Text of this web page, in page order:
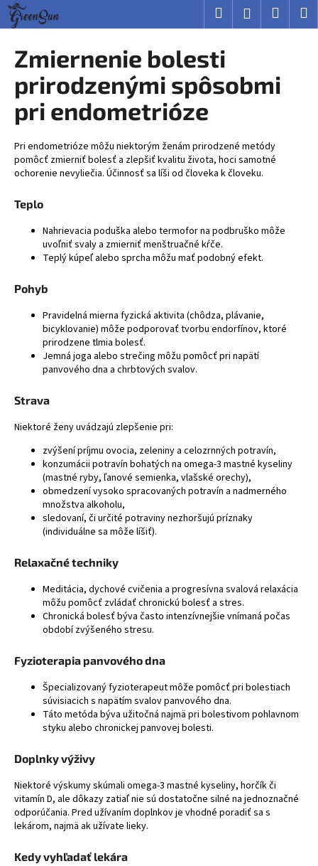
Prejsť
obsah
Hľadať Prihlásenie
Zmiernenie bolesti
prirodzenými spôsobmi
pri endometrióze
Pri endometrióze môžu niektorým ženám prirodzené metódy
pomôcť zmierniť bolesť a zlepšiť kvalitu života, hoci samotné
ochorenie nevyliečia. Účinnosť sa líši od človeka k človeku.
Teplo
Nahrievacia poduška alebo termofor na podbruško môže
uvoľniť svaly a zmierniť menštruačné kŕče.
Teplý kúpeľ alebo sprcha môžu mať podobný efekt.
Pohyb
Pravidelná mierna fyzická aktivita (chôdza, plávanie,
bicyklovanie) môže podporovať tvorbu endorfínov, ktoré
prirodzene tlmia bolesť.
Jemná joga alebo strečing môžu pomôcť pri napätí
panvového dna a chrbtových svalov.
Strava
Niektoré ženy uvádzajú zlepšenie pri:
zvýšení príjmu ovocia, zeleniny a celozrnných potravín,
konzumácii potravín bohatých na omega-3 mastné kyseliny
(mastné ryby, ľanové semienka, vlašské orechy),
obmedzení vysoko spracovaných potravín a nadmerného
množstva alkoholu,
sledovaní, či určité potraviny nezhoršujú príznaky
(individuálne sa môže líšiť).
Relaxačné techniky
Meditácia, dychové cvičenia a progresívna svalová relaxácia
môžu pomôcť zvládať chronickú bolesť a stres.
Chronická bolesť býva často intenzívnejšie vnímaná počas
období zvýšeného stresu.
Fyzioterapia panvového dna
Špecializovaný fyzioterapeut môže pomôcť pri bolestiach
súvisiacich s napätím svalov panvového dna.
Táto metóda býva užitočná najmä pri bolestivom pohlavnom
styku alebo chronickej panvovej bolesti.
Doplnky výživy
Niektoré výskumy skúmali omega-3 mastné kyseliny, horčík či
vitamín D, ale dôkazy zatiaľ nie sú dostatočne silné na jednoznačné
odporúčania. Pred užívaním doplnkov je vhodné poradiť sa s
lekárom, najmä ak užívate lieky.
Kedy vyhľadať lekára
K
o
Č
o
p
t
r
b
t
e
ť
?
HĽADAŤ